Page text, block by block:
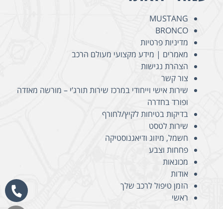
MUSTANG
BRONCO
מדיניות פרטיות
מאמרים | מידע מקצועי מעולם הרכב​
הצהרת נגישות
צור קשר
שירות אישי וייחודי במרכז שירות תורג’י – מורשה מאזדה
ופורד בחדרה
בדיקות בטיחות לקיץ/לחורף
שירות לטסט
חשמל, מיזוג ודיאגנוסטיקה
פחחות וצבע
מכונאות
אודות
הזמן טיפול לרכב שלך
ראשי